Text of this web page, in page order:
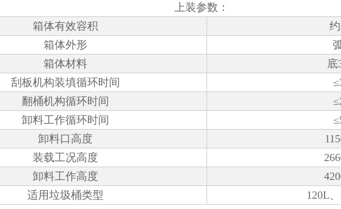
上装参数：
箱体有效容积
箱体外形
箱体材料
底
刮板机构装填循环时间
翻桶机构循环时间
卸料工作循环时间
卸料口高度
装载工况高度
卸料工作高度
适用垃圾桶类型
120L、